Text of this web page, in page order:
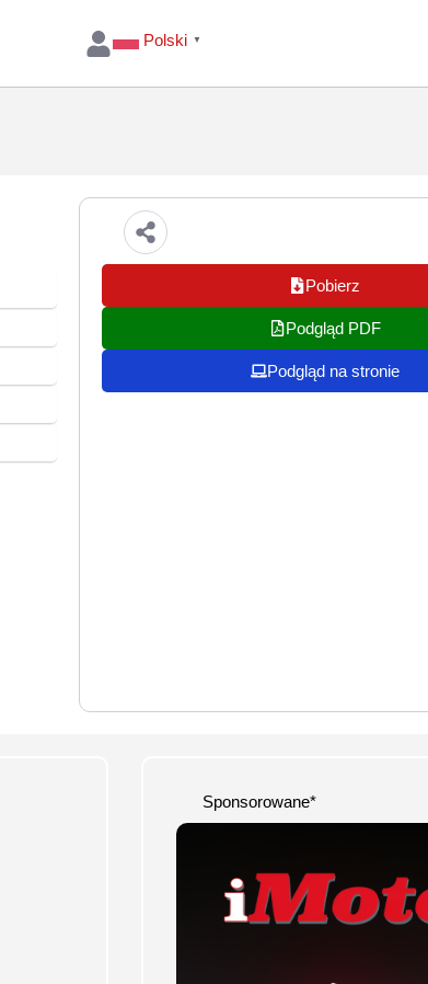
Polski ▼
Pobierz
Podgląd PDF
Podgląd na stronie
Sponsorowane*